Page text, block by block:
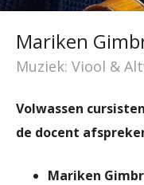
Mariken
Muziek: Viool &
Volwassen
de docent
Mariken